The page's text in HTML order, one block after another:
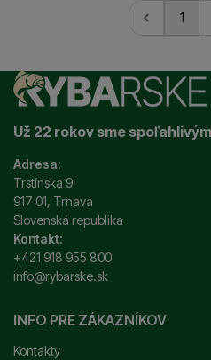
1
Už 22 rokov sme
Adresa:
Trstínska 9
917 01, Trnava
Slovenská republika
Kontakt:
+421 918 955 800
info@rybarske.sk
INFO PRE ZÁKAZNÍKOV
Kontakty